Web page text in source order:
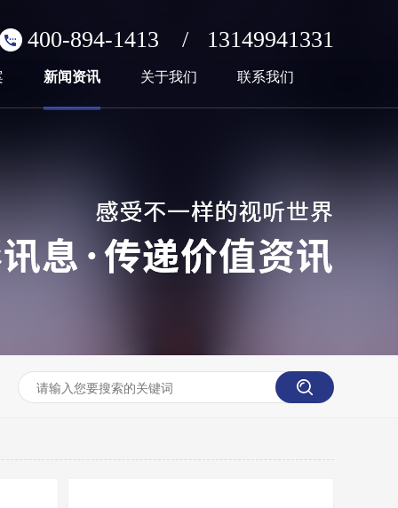
400-894-1413 / 13149941331
新闻资讯 关于我们 联系我们